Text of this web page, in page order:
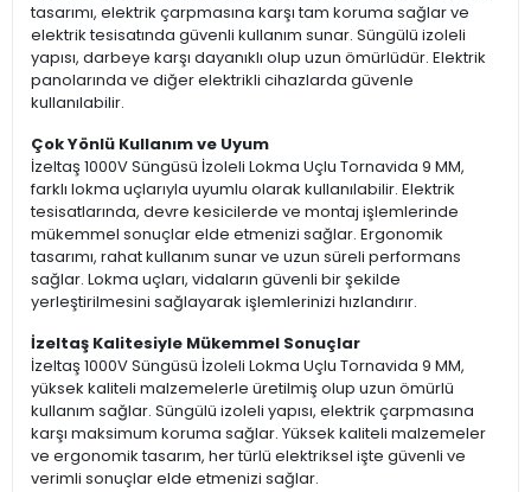
tasarımı, elektrik çarpmasına karşı tam koruma sağlar ve
elektrik tesisatında güvenli kullanım sunar. Süngülü izoleli
yapısı, darbeye karşı dayanıklı olup uzun ömürlüdür. Elektrik
panolarında ve diğer elektrikli cihazlarda güvenle
kullanılabilir.
Çok Yönlü Kullanım ve Uyum
İzeltaş 1000V Süngüsü İzoleli Lokma Uçlu Tornavida 9 MM,
farklı lokma uçlarıyla uyumlu olarak kullanılabilir. Elektrik
tesisatlarında, devre kesicilerde ve montaj işlemlerinde
mükemmel sonuçlar elde etmenizi sağlar. Ergonomik
tasarımı, rahat kullanım sunar ve uzun süreli performans
sağlar. Lokma uçları, vidaların güvenli bir şekilde
yerleştirilmesini sağlayarak işlemlerinizi hızlandırır.
İzeltaş Kalitesiyle Mükemmel Sonuçlar
İzeltaş 1000V Süngüsü İzoleli Lokma Uçlu Tornavida 9 MM,
yüksek kaliteli malzemelerle üretilmiş olup uzun ömürlü
kullanım sağlar. Süngülü izoleli yapısı, elektrik çarpmasına
karşı maksimum koruma sağlar. Yüksek kaliteli malzemeler
ve ergonomik tasarım, her türlü elektriksel işte güvenli ve
verimli sonuçlar elde etmenizi sağlar.